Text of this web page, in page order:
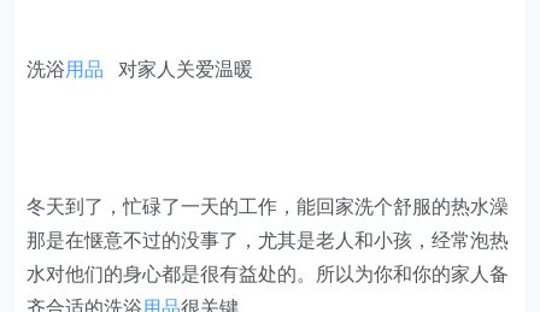
洗浴用品 对家人关爱温暖
冬天到了，忙碌了一天的工作，能回家洗个舒服的热水澡
那是在惬意不过的没事了，尤其是老人和小孩，经常泡热
水对他们的身心都是很有益处的。所以为你和你的家人备
齐合适的洗浴用品很关键。